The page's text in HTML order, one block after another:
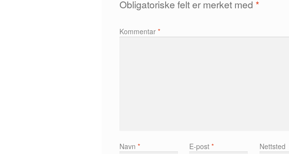
Obligatoriske felt er merket med *
Kommentar*
Navn* E-post* Nettsted